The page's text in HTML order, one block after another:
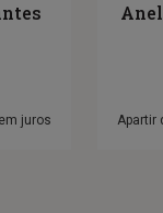
juros Apartir